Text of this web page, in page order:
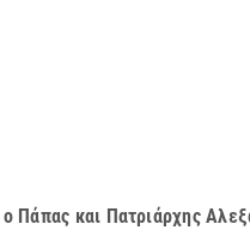
και Πατριάρχης